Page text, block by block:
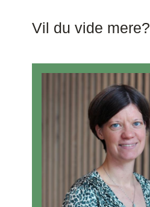
Vil du vide mere?